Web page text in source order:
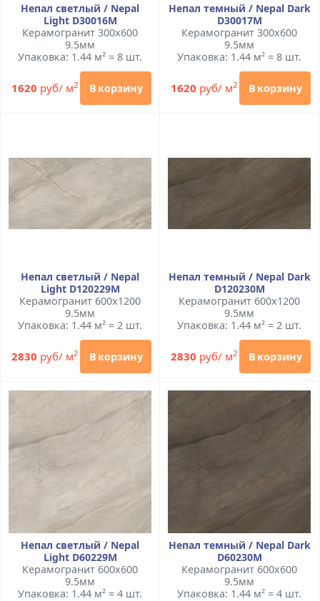
Непал светлый / Nepal
Light D30016M
Керамогранит 300x600
9.5мм
Упаковка: 1.44 м² = 8 шт.
1620 руб/ м2 В корзину
Непал темный / Nepal Dark
D30017M
Керамогранит 300x600
9.5мм
Упаковка: 1.44 м² = 8 шт.
1620 руб/ м2 В корзину
Непал светлый / Nepal
Light D120229M
Керамогранит 600x1200
9.5мм
Упаковка: 1.44 м² = 2 шт.
2830 руб/ м2 В корзину
Непал темный / Nepal Dark
D120230M
Керамогранит 600x1200
9.5мм
Упаковка: 1.44 м² = 2 шт.
2830 руб/ м2 В корзину
Непал светлый / Nepal
Light D60229M
Керамогранит 600x600
9.5мм
Упаковка: 1.44 м² = 4 шт.
Непал темный / Nepal Dark
D60230M
Керамогранит 600x600
9.5мм
Упаковка: 1.44 м² = 4 шт.